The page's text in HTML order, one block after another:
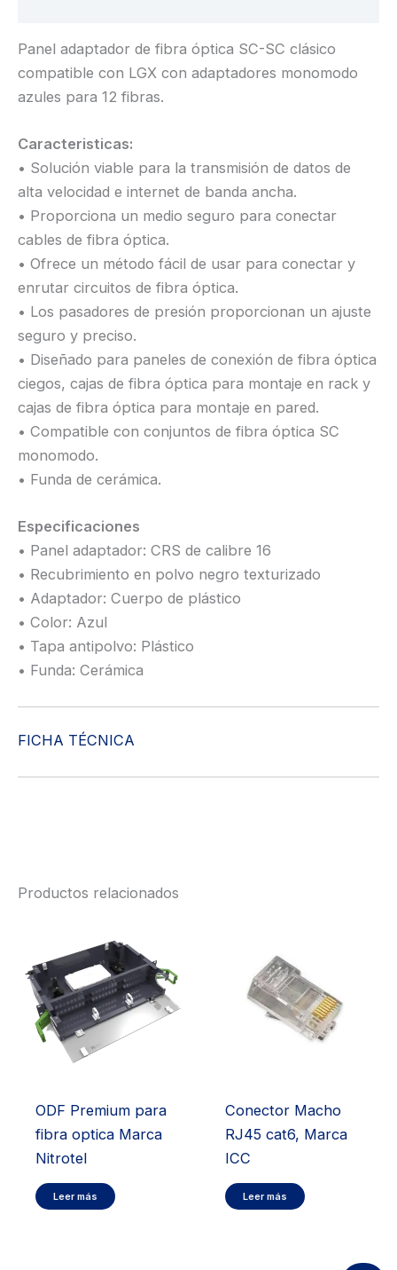
Panel adaptador de fibra óptica SC-SC clásico
compatible con LGX con adaptadores monomodo
azules para 12 fibras.
Caracteristicas:
• Solución viable para la transmisión de datos de
alta velocidad e internet de banda ancha.
• Proporciona un medio seguro para conectar
cables de fibra óptica.
• Ofrece un método fácil de usar para conectar y
enrutar circuitos de fibra óptica.
• Los pasadores de presión proporcionan un ajuste
seguro y preciso.
• Diseñado para paneles de conexión de fibra óptica
ciegos, cajas de fibra óptica para montaje en rack y
cajas de fibra óptica para montaje en pared.
• Compatible con conjuntos de fibra óptica SC
monomodo.
• Funda de cerámica.
Especificaciones
• Panel adaptador: CRS de calibre 16
• Recubrimiento en polvo negro texturizado
• Adaptador: Cuerpo de plástico
• Color: Azul
• Tapa antipolvo: Plástico
• Funda: Cerámica
FICHA TÉCNICA
Productos relacionados
ODF Premium para
fibra optica Marca
Nitrotel
Leer más
Conector Macho
RJ45 cat6, Marca
ICC
Leer más